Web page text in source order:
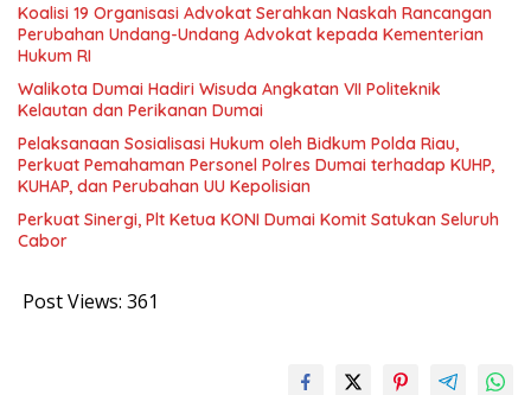
Koalisi 19 Organisasi Advokat Serahkan Naskah Rancangan
Perubahan Undang-Undang Advokat kepada Kementerian
Hukum RI
Walikota Dumai Hadiri Wisuda Angkatan VII Politeknik
Kelautan dan Perikanan Dumai
Pelaksanaan Sosialisasi Hukum oleh Bidkum Polda Riau,
Perkuat Pemahaman Personel Polres Dumai terhadap KUHP,
KUHAP, dan Perubahan UU Kepolisian
Perkuat Sinergi, Plt Ketua KONI Dumai Komit Satukan Seluruh
Cabor
Post Views: 361